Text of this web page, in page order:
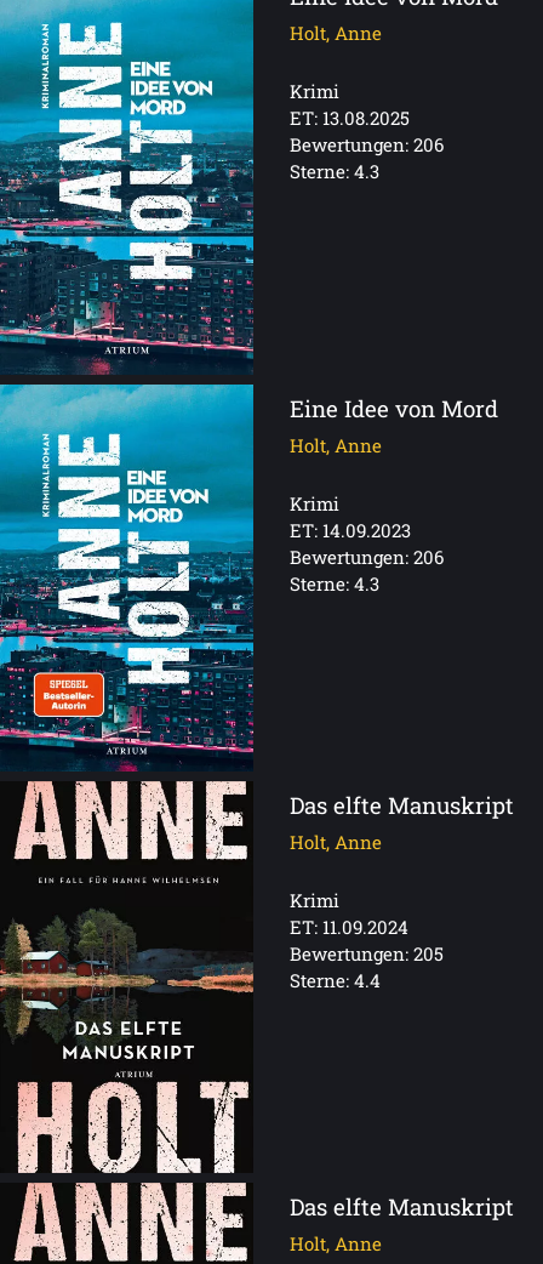
Holt, Anne
Krimi
ET: 13.08.2025
Bewertungen: 206
Sterne: 4.3
Eine Idee von Mord
Holt, Anne
Krimi
ET: 14.09.2023
Bewertungen: 206
Sterne: 4.3
Das elfte Manuskript
Holt, Anne
Krimi
ET: 11.09.2024
Bewertungen: 205
Sterne: 4.4
Das elfte Manuskript
Holt, Anne